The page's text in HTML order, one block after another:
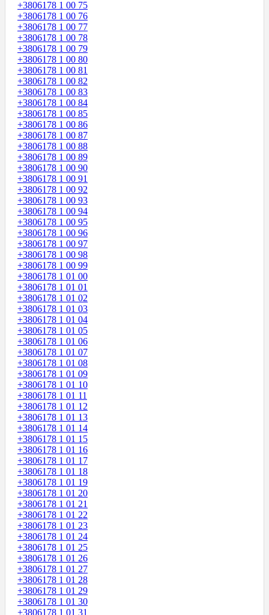
+3806178 1 00 75
+3806178 1 00 76
+3806178 1 00 77
+3806178 1 00 78
+3806178 1 00 79
+3806178 1 00 80
+3806178 1 00 81
+3806178 1 00 82
+3806178 1 00 83
+3806178 1 00 84
+3806178 1 00 85
+3806178 1 00 86
+3806178 1 00 87
+3806178 1 00 88
+3806178 1 00 89
+3806178 1 00 90
+3806178 1 00 91
+3806178 1 00 92
+3806178 1 00 93
+3806178 1 00 94
+3806178 1 00 95
+3806178 1 00 96
+3806178 1 00 97
+3806178 1 00 98
+3806178 1 00 99
+3806178 1 01 00
+3806178 1 01 01
+3806178 1 01 02
+3806178 1 01 03
+3806178 1 01 04
+3806178 1 01 05
+3806178 1 01 06
+3806178 1 01 07
+3806178 1 01 08
+3806178 1 01 09
+3806178 1 01 10
+3806178 1 01 11
+3806178 1 01 12
+3806178 1 01 13
+3806178 1 01 14
+3806178 1 01 15
+3806178 1 01 16
+3806178 1 01 17
+3806178 1 01 18
+3806178 1 01 19
+3806178 1 01 20
+3806178 1 01 21
+3806178 1 01 22
+3806178 1 01 23
+3806178 1 01 24
+3806178 1 01 25
+3806178 1 01 26
+3806178 1 01 27
+3806178 1 01 28
+3806178 1 01 29
+3806178 1 01 30
+3806178 1 01 31